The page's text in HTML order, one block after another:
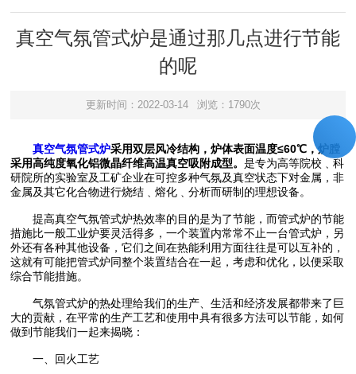
真空气氛管式炉是通过那几点进行节能
的呢
更新时间：2022-03-14 浏览：1790次
真空气氛管式炉采用双层风冷结构，炉体表面温度≤60℃，炉膛
采用高纯度氧化铝微晶纤维高温真空吸附成型。是专为高等院校﹑科
研院所的实验室及工矿企业在可控多种气氛及真空状态下对金属，非
金属及其它化合物进行烧结﹑熔化﹑分析而研制的理想设备。
提高真空气氛管式炉热效率的目的是为了节能，而管式炉的节能
措施比一般工业炉要灵活得多，一个装置内常常不止一台管式炉，另
外还有各种其他设备，它们之间在热能利用方面往往是可以互补的，
这就有可能把管式炉同整个装置结合在一起，考虑和优化，以便采取
综合节能措施。
气氛管式炉的热处理给我们的生产、生活和经济发展都带来了巨
大的贡献，在平常的生产工艺和使用中具有很多方法可以节能，如何
做到节能我们一起来揭晓：
一、回火工艺